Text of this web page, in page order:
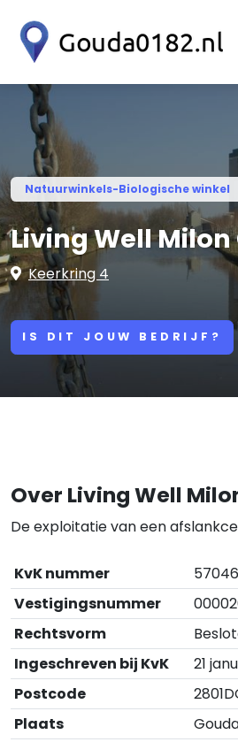
Natuurwinkels-Biologische winkel
Living Well Milon
Keerkring 4
IS DIT JOUW BEDRIJF?
Over Living Well
De exploitatie van een
KvK nummer
Vestigingsnummer
Rechtsvorm
Ingeschreven bij KvK
21
Postcode
Plaats